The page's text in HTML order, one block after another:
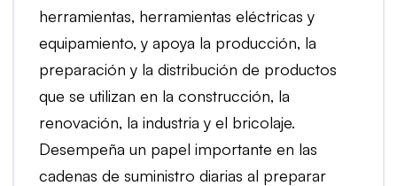
herramientas, herramientas eléctricas y
equipamiento, y apoya la producción, la
preparación y la distribución de productos
que se utilizan en la construcción, la
renovación, la industria y el bricolaje.
Desempeña un papel importante en las
cadenas de suministro diarias al preparar